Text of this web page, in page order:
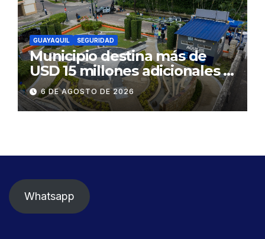
GUAYAQUIL SEGURIDAD
Municipio destina más de
USD 15 millones adicionales a
SEGURA EP para fortalecer la
seguridad ciudadana
6 DE AGOSTO DE 2026
Whatsapp